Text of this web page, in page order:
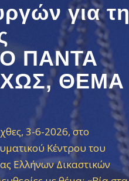
για τη
ΠΑΝΤΑ
ΘΕΜΑ
3-6-2026, στο
Κέντρου του
Ελλήνων Δικαστικών